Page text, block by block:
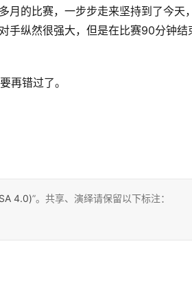
月的比赛，一步步走来坚持到了今天
手纵然很强大，但是在比赛90分钟结
再错过了。
4.0)”。共享、演绎请保留以下标注：